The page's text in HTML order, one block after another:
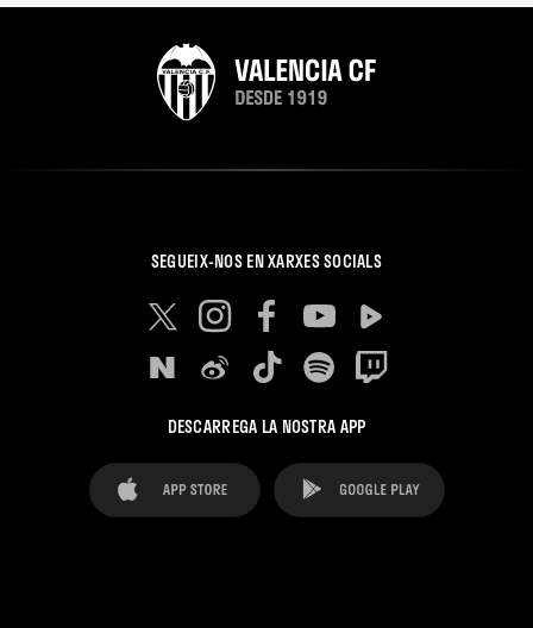
SEGUEIX-NOS EN XARXES SOCIALS
DESCARREGA LA NOSTRA APP